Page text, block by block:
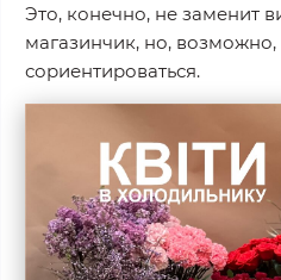
Это, конечно, не заменит
магазинчик, но,
сориентироваться.